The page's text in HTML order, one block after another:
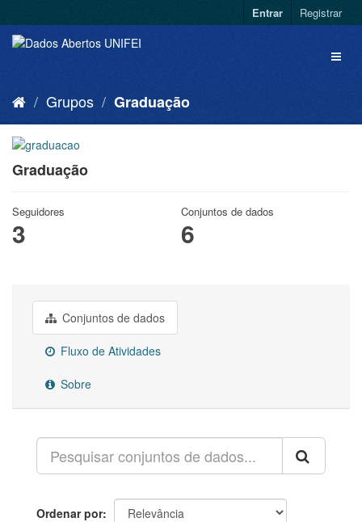
Entrar Registrar
Grupos Graduação
Graduação
Seguidores
3
Conjuntos de dados
6
Conjuntos de dados
Fluxo de Atividades
Sobre
Ordenar por